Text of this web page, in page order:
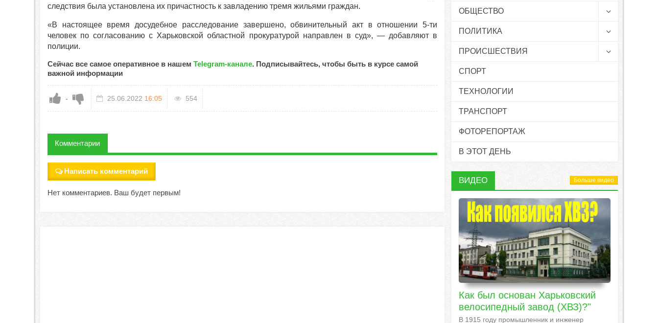
следствия была установлена их причастность к завладению тремя жильями граждан.
«В настоящее время досудебное расследование завершено, обвинительный акт в отношении 5-ти
человек по согласованию с Харьковской областной прокуратурой направлен в суд», — добавляют в
полиции.
Сейчас все самое оперативное в нашем Telegram-канале. Подписывайтесь, чтобы быть в курсе самой
важной информации
- 25.06.2022 16:05 554
Комментарии
Написать комментарий
Нет комментариев. Ваш будет первым!
ОБЩЕСТВО
ПОЛИТИКА
ПРОИСШЕСТВИЯ
СПОРТ
ТЕХНОЛОГИИ
ТРАНСПОРТ
ФОТОРЕПОРТАЖ
В ЭТОТ ДЕНЬ
ВИДЕО Больше видео
Как был основан Харьковский
велосипедный завод (ХВЗ)?"
В 1915 году промышленник и инженер